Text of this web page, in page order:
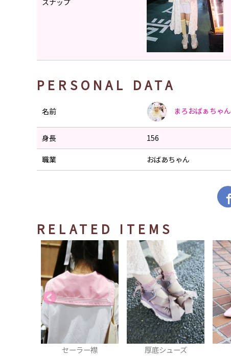
スナップ
PERSONAL DATA
名前 まろおばぁちゃん
身長 156
職業 おばあちゃん
RELATED ITEMS
厚底シューズ パンプス